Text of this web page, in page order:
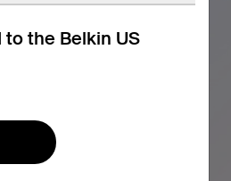
the Belkin US